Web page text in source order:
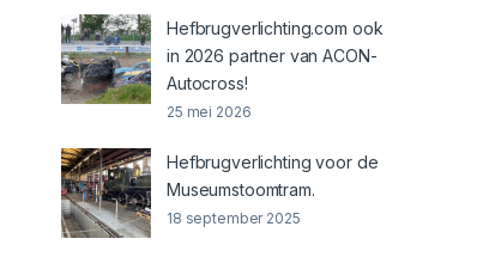
Hefbrugverlichting.com ook
in 2026 partner van ACON-
Autocross!
25 mei 2026
Hefbrugverlichting voor de
Museumstoomtram.
18 september 2025